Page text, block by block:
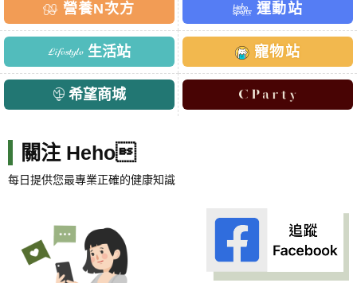
營養N次方 運動站
生活站 寵物站
希望商城
關注 Heho
每日提供您最專業正確的健康知識